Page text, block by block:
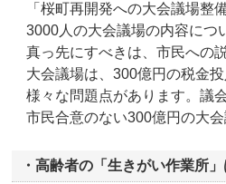
「桜町再開発への大会議場整
3000人の大会議場の内容につ
真っ先にすべきは、市民への
大会議場は、300億円の税金
様々な問題点があります。議
市民合意のない300億円の大
・高齢者の「生きがい作業所